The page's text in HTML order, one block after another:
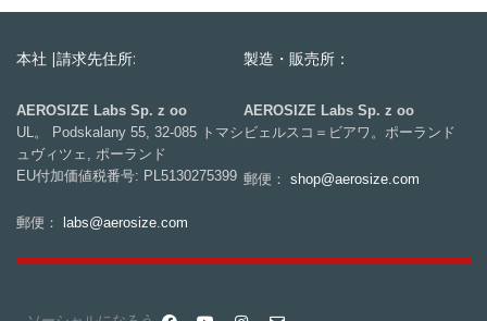
本社 |請求先住所:
AEROSIZE Labs Sp. z oo
UL。 Podskalany 55, 32-085 トマシ
ュヴィツェ, ポーランド
EU付加価値税番号: PL5130275399
郵便： labs@aerosize.com
製造・販売所：
AEROSIZE Labs Sp. z oo
ビェルスコ＝ビアワ。ポーランド
郵便： shop@aerosize.com